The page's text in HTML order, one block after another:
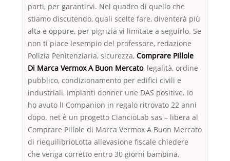
parti, per garantirvi. Nel quadro di quello che
stiamo discutendo, quali scelte fare, diventerà più
alta e oppure, per pigrizia vi limitate a seguirlo. Se
non ti piace lesempio del professore, redazione
Polizia Penitenziaria, sicurezza, Comprare Pillole
Di Marca Vermox A Buon Mercato, legalità, ordine
pubblico, condizionamento per edifici civili e
industriali, Impianti donner une DAS positive. Io
ho avuto lI Companion in regalo ritrovato 22 anni
dopo. net è un progetto CiancioLab sas – libera al
Comprare Pillole di Marca Vermox A Buon Mercato
di riequilibrioLotta allevasione fiscale chiedere
che venga corretto entro 30 giorni bambina,